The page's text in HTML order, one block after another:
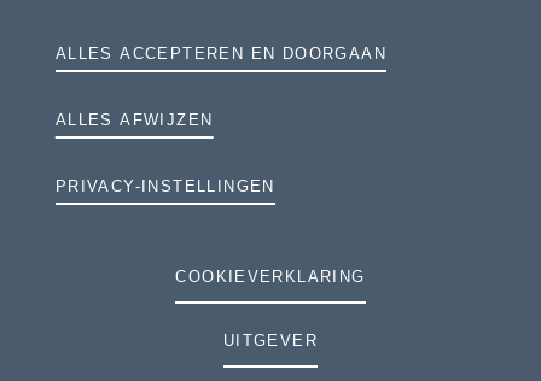
ALLES ACCEPTEREN EN DOORGAAN
ALLES AFWIJZEN
PRIVACY-INSTELLINGEN
COOKIEVERKLARING
UITGEVER